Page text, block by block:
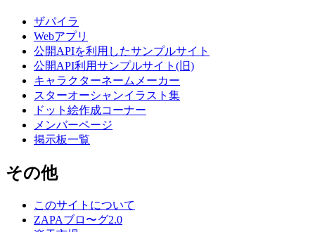
ザパイラ
Webアプリ
公開APIを利用したサンプルサイト
公開API利用サンプルサイト(旧)
キャラクターネームメーカー
スターオーシャンイラスト集
ドット絵作成コーナー
メンバーページ
掲示板一覧
その他
このサイトについて
ZAPAブロ〜グ2.0